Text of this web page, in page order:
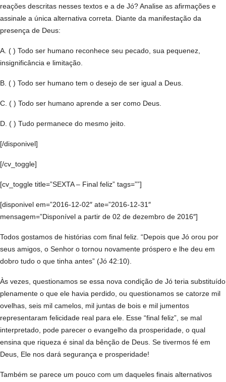
reações descritas nesses textos e a de Jó? Analise as afirmações e
assinale a única alternativa correta. Diante da manifestação da
presença de Deus:
A. ( ) Todo ser humano reconhece seu pecado, sua pequenez,
insignificância e limitação.
B. ( ) Todo ser humano tem o desejo de ser igual a Deus.
C. ( ) Todo ser humano aprende a ser como Deus.
D. ( ) Tudo permanece do mesmo jeito.
[/disponivel]
[/cv_toggle]
[cv_toggle title=”SEXTA – Final feliz” tags=””]
[disponivel em=”2016-12-02″ ate=”2016-12-31″
mensagem=”Disponível a partir de 02 de dezembro de 2016″]
Todos gostamos de histórias com final feliz. “Depois que Jó orou por
seus amigos, o Senhor o tornou novamente próspero e lhe deu em
dobro tudo o que tinha antes” (Jó 42:10).
Às vezes, questionamos se essa nova condição de Jó teria substituído
plenamente o que ele havia perdido, ou questionamos se catorze mil
ovelhas, seis mil camelos, mil juntas de bois e mil jumentos
representaram felicidade real para ele. Esse “final feliz”, se mal
interpretado, pode parecer o evangelho da prosperidade, o qual
ensina que riqueza é sinal da bênção de Deus. Se tivermos fé em
Deus, Ele nos dará segurança e prosperidade!
Também se parece um pouco com um daqueles finais alternativos